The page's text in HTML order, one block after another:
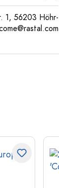
1, 56203 Höhr-